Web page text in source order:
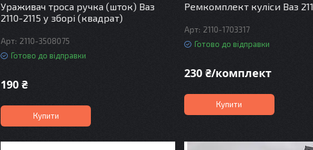
Ураживач троса ручка (шток) Ваз
2110-2115 у зборі (квадрат)
2110-3508075
Готово до відправки
190 ₴
Купити
Ремкомплект куліси Ваз
2110-1703317
Готово до відправки
230 ₴/комплект
Купити